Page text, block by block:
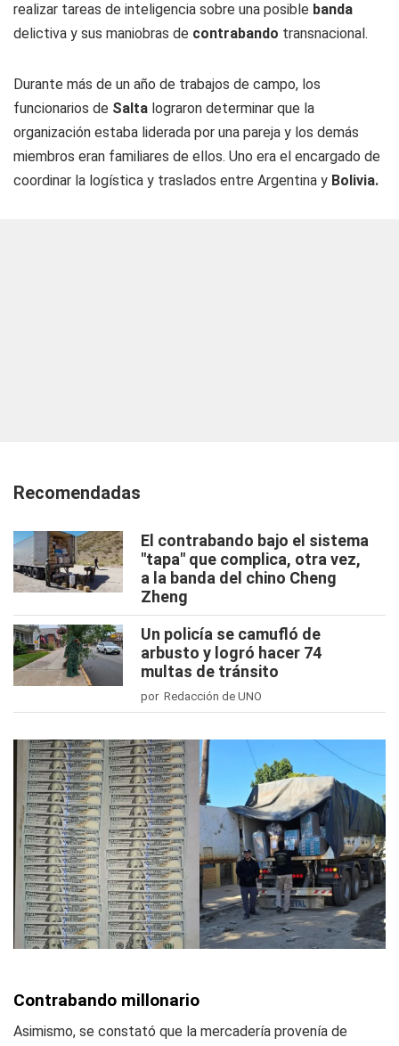
realizar tareas de inteligencia sobre una posible banda
delictiva y sus maniobras de contrabando transnacional.
Durante más de un año de trabajos de campo, los
funcionarios de Salta lograron determinar que la
organización estaba liderada por una pareja y los demás
miembros eran familiares de ellos. Uno era el encargado de
coordinar la logística y traslados entre Argentina y Bolivia.
Recomendadas
El contrabando bajo el sistema
"tapa" que complica, otra vez,
a la banda del chino Cheng
Zheng
Un policía se camufló de
arbusto y logró hacer 74
multas de tránsito
por Redacción de UNO
Contrabando millonario
Asimismo, se constató que la mercadería provenía de